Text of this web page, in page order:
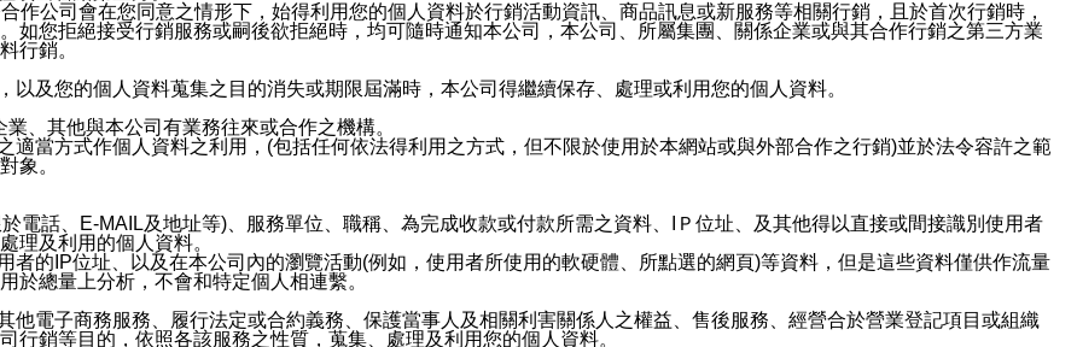
作公司會在您同意之情形下，始得利用您的個人資料於行銷活動資訊、商品訊息或新服務等相關行銷，且於首次行銷時，
如您拒絕接受行銷服務或嗣後欲拒絕時，均可隨時通知本公司，本公司、所屬集團、關係企業或與其合作行銷之第三方業
行銷。
及您的個人資料蒐集之目的消失或期限屆滿時，本公司得繼續保存、處理或利用您的個人資料。
、其他與本公司有業務往來或合作之機構。
當方式作個人資料之利用，(包括任何依法得利用之方式，但不限於使用於本網站或與外部合作之行銷)並於法令容許之範
象。
電話、E-MAIL及地址等)、服務單位、職稱、為完成收款或付款所需之資料、IＰ位址、及其他得以直接或間接識別使用者
理及利用的個人資料。
者的IP位址、以及在本公司內的瀏覽活動(例如，使用者所使用的軟硬體、所點選的網頁)等資料，但是這些資料僅供作流量
於總量上分析，不會和特定個人相連繫。
他電子商務服務、履行法定或合約義務、保護當事人及相關利害關係人之權益、售後服務、經營合於營業登記項目或組織
銷等目的，依照各該服務之性質，蒐集、處理及利用您的個人資料。